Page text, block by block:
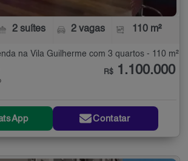
2 suítes 2 vagas 110 m²
na Vila Guilherme com 3 quartos - 110 m²
R$ 1.100.000
Contatar